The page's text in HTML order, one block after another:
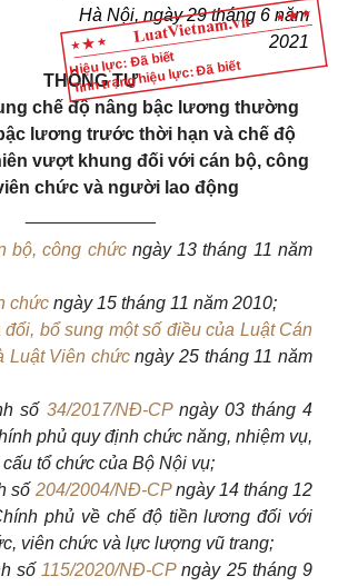
Hiệu lực: Đã biết
Tình trạng hiệu lực: Đã biết
Hà Nội, ngày 29 tháng 6 năm
2021
THÔNG TƯ
chế độ nâng bậc lương thường
lương trước thời hạn và chế độ
vượt khung đối với cán bộ, công
chức và người lao động
bộ, công chức ngày 13 tháng 11 năm
chức ngày 15 tháng 11 năm 2010;
đổi, bổ sung một số điều của Luật Cán
Luật Viên chứcngày 25 tháng 11 năm
số 34/2017/NĐ-CPngày 03 tháng 4
phủ quy định chức năng, nhiệm vụ,
tổ chức của Bộ Nội vụ;
số 204/2004/NĐ-CPngày 14 tháng 12
phủ về chế độ tiền lương đối với
viên chức và lực lượng vũ trang;
số 115/2020/NĐ-CPngày 25 tháng 9